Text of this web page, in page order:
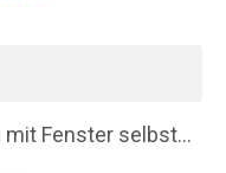
Fenster selbst... 02.